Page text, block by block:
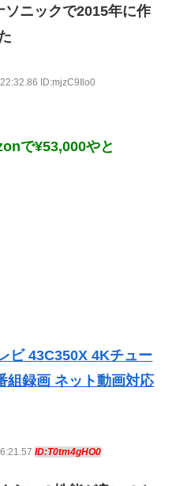
ニックで2015年に作
ID:mjzC9Ilo0
で¥53,000やと
ビ 43C350X 4Kチュー
組録画 ネット動画対応
ID:T0tm4gHO0